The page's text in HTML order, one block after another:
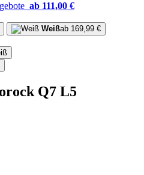
ab 111,00 €
Weißab 169,99 €
Q7 L5